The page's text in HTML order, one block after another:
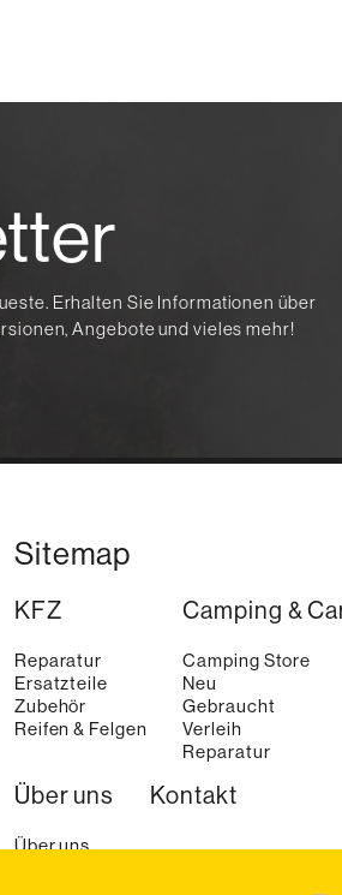
Erhalten Sie Informationen über
Angebote und vieles mehr!
Sitemap
KFZ
Reparatur
Ersatzteile
Zubehör
Reifen & Felgen
Camping &
Camping Store
Neu
Gebraucht
Verleih
Reparatur
Über uns
Über uns
Kontakt